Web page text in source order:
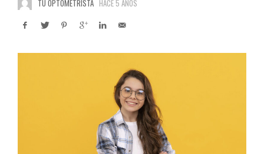
TU OPTOMETRISTA HACE 5 AÑOS